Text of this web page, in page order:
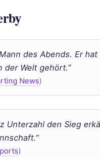
des Abends. Er
der Welt gehört.”
News)
Unterzahl den Sieg
)